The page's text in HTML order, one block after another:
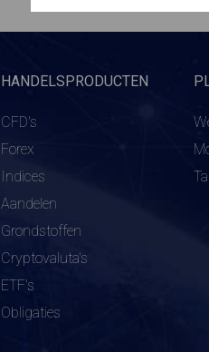
HANDELSPRODUCTEN
CFD's
Forex
Indices
Aandelen
Grondstoffen
Cryptovaluta's
ETF's
Obligaties